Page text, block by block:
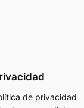
de privacidad